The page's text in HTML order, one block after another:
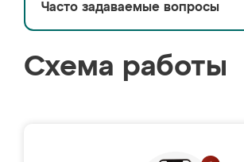
Часто задаваемые вопросы
Схема работы